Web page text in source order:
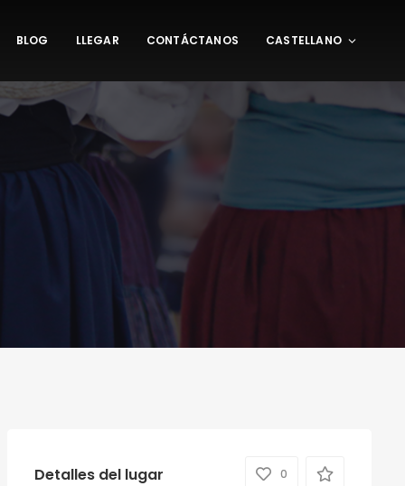
BLOG LLEGAR CONTÁCTANOS CASTELLANO
Detalles del lugar 0